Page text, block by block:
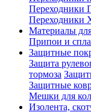
Переходники
Переходники
Материалы
Припои и
Защитные
Защита
тормоза
Защитные
Мешки для
Изолента,